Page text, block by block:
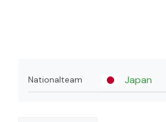
Nationalteam Japan